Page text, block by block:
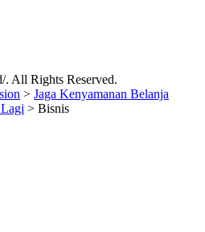
All Rights Reserved.
> Jaga Kenyamanan Belanja
> Bisnis